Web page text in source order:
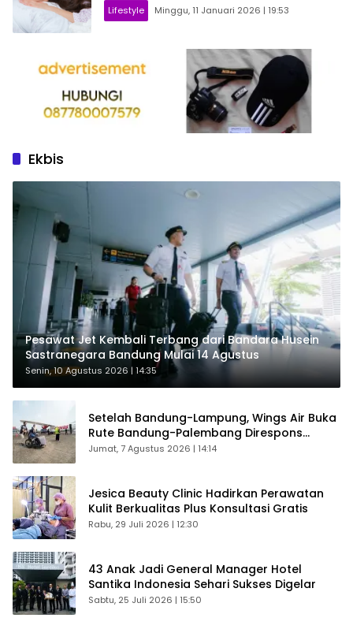
Lifestyle Minggu, 11 Januari 2026 | 19:53
Ekbis
Pesawat Jet Kembali Terbang dari Bandara Husein
Sastranegara Bandung Mulai 14 Agustus
Senin, 10 Agustus 2026 | 14:35
Setelah Bandung-Lampung, Wings Air Buka
Rute Bandung-Palembang Direspons
Langsung Penumpang
Jumat, 7 Agustus 2026 | 14:14
Jesica Beauty Clinic Hadirkan Perawatan
Kulit Berkualitas Plus Konsultasi Gratis
Rabu, 29 Juli 2026 | 12:30
43 Anak Jadi General Manager Hotel
Santika Indonesia Sehari Sukses Digelar
Sabtu, 25 Juli 2026 | 15:50